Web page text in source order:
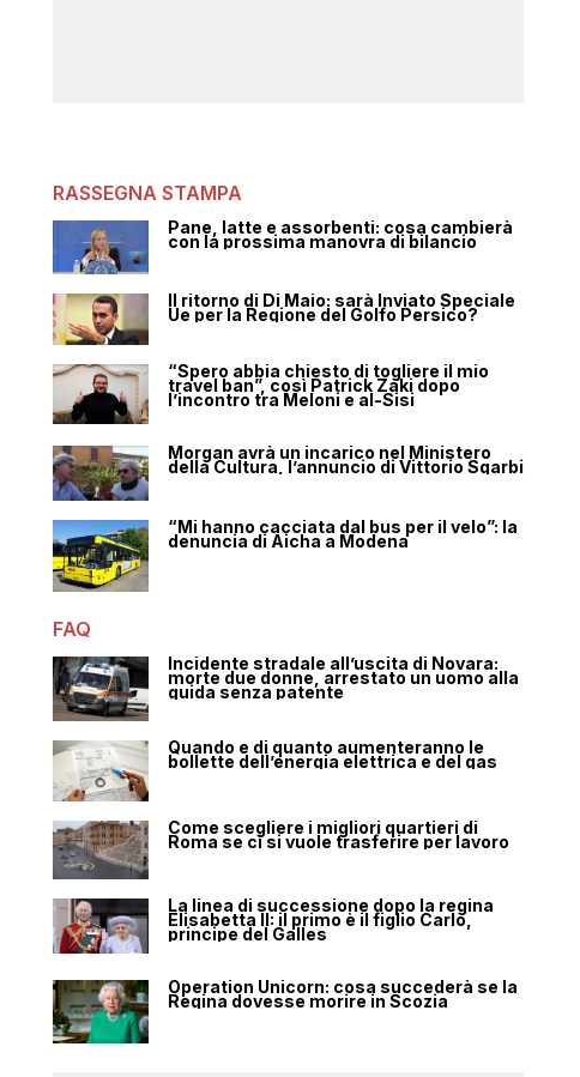
RASSEGNA STAMPA
Pane, latte e assorbenti: cosa cambierà
con la prossima manovra di bilancio
Il ritorno di Di Maio: sarà Inviato Speciale
Ue per la Regione del Golfo Persico?
“Spero abbia chiesto di togliere il mio
travel ban”, così Patrick Zaki dopo
l’incontro tra Meloni e al-Sisi
Morgan avrà un incarico nel Ministero
della Cultura, l’annuncio di Vittorio Sgarbi
“Mi hanno cacciata dal bus per il velo”: la
denuncia di Aicha a Modena
FAQ
Incidente stradale all’uscita di Novara:
morte due donne, arrestato un uomo alla
guida senza patente
Quando e di quanto aumenteranno le
bollette dell’energia elettrica e del gas
Come scegliere i migliori quartieri di
Roma se ci si vuole trasferire per lavoro
La linea di successione dopo la regina
Elisabetta II: il primo è il figlio Carlo,
principe del Galles
Operation Unicorn: cosa succederà se la
Regina dovesse morire in Scozia